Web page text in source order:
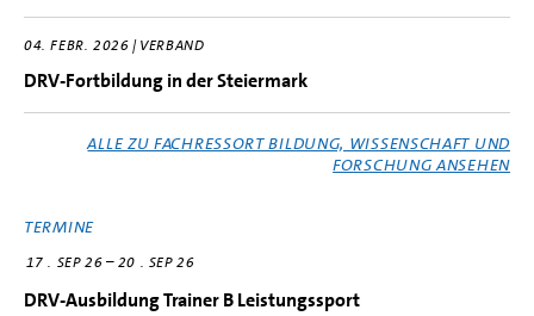
04. FEBR. 2026 | VERBAND
DRV-Fortbildung in der Steiermark
ALLE ZU FACHRESSORT BILDUNG, WISSENSCHAFT UND
FORSCHUNG ANSEHEN
TERMINE
17 SEP 26–20 SEP 26
DRV-Ausbildung Trainer B Leistungssport